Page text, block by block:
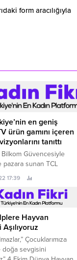
form aracılığıyla
en geniş
ürün gamını içeren
tanıttı
Güvencesiyle
pazara sunan TCL
yeni Google TV
son teknolojiye sahip
ürünlerini
gerçekleştirdiği lansman
17:39
Hayvan
Çocuklarımıza
doğa sevgisini